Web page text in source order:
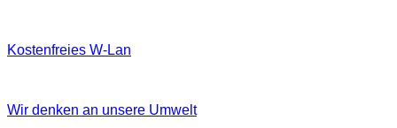
Kostenfreies W‐Lan
Wir denken an unsere Umwelt